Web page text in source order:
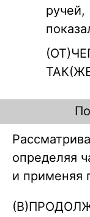
определяя
и применяя